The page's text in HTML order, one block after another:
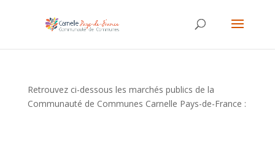
Retrouvez ci-dessous les marchés publics de la
Communauté de Communes Carnelle Pays-de-France :